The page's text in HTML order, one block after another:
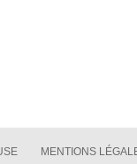
MENTIONS